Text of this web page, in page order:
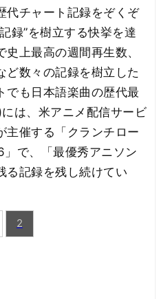
代チャート記録をぞくぞ
録”を樹立する快挙を達
上最高の週間再生数、
ど数々の記録を樹立した
でも日本語楽曲の歴代最
は、米アニメ配信サービ
主催する「クランチロー
で、「最優秀アニソン
る記録を残し続けてい
2